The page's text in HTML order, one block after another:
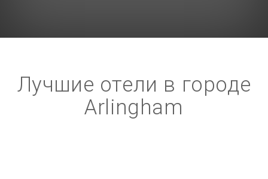
Лучшие отели в городе
Arlingham